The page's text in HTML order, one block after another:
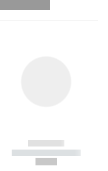
------------
----------- -----------